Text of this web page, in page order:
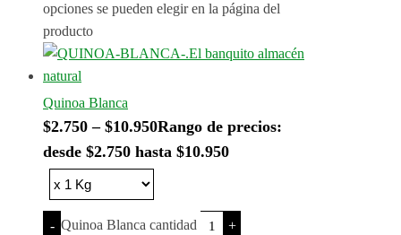
opciones se pueden elegir en la página del
producto
Quinoa Blanca
$2.750 – $10.950Rango de precios:
desde $2.750 hasta $10.950
- Quinoa Blanca cantidad +